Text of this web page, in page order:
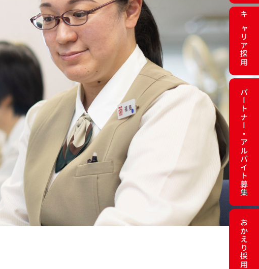
キャリア採用
パートナー・アルバイト募集
おかえり採用